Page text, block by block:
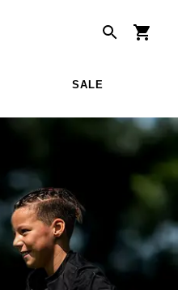
SALE